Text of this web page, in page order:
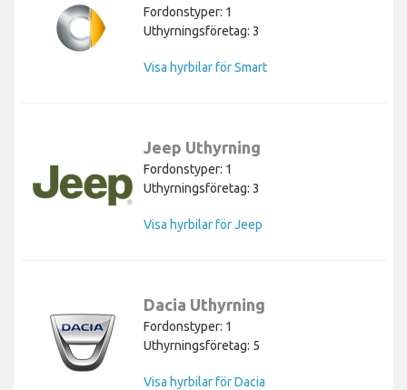
Fordonstyper: 1
Uthyrningsföretag: 3
Visa hyrbilar för Smart
Jeep Uthyrning
Fordonstyper: 1
Uthyrningsföretag: 3
Visa hyrbilar för Jeep
Dacia Uthyrning
Fordonstyper: 1
Uthyrningsföretag: 5
Visa hyrbilar för Dacia